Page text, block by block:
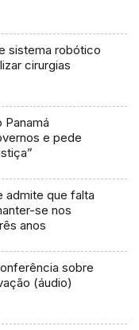
sistema robótico
cirurgias
Panamá
e pede
admite que falta
se nos
anos
sobre
(áudio)